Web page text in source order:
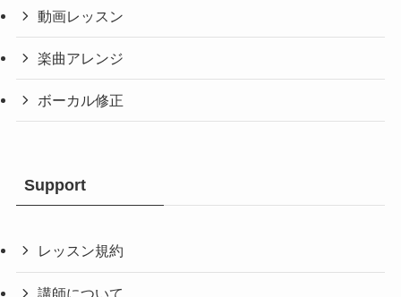
動画レッスン
楽曲アレンジ
ボーカル修正
Support
レッスン規約
講師について